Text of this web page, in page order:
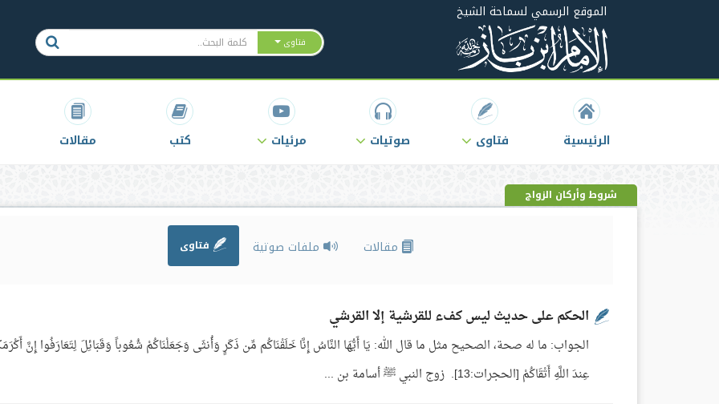
الموقع الرسمي لسماحة الشيخ
فتاوى
الرئيسية فتاوى صوتيات مرئيات كتب مقالات
شروط وأركان الزواج
مقالات ملفات صوتية فتاوى
الحكم على حديث ليس كفء للقرشية إلا القرشي
الجواب: ما له صحة، الصحيح مثل ما قال الله: يَا أَيُّهَا النَّاسُ إِنَّا خَلَقْنَاكُم مِّن ذَكَرٍ وَأُنثَى وَجَعَلْنَاكُمْ شُعُوباً وَقَبَائِلَ لِتَعَارَفُوا إِنَّ
عِندَ اللَّهِ أَتْقَاكُمْ [الحجرات:13]. زوج النبي ﷺ أسامة بن ...